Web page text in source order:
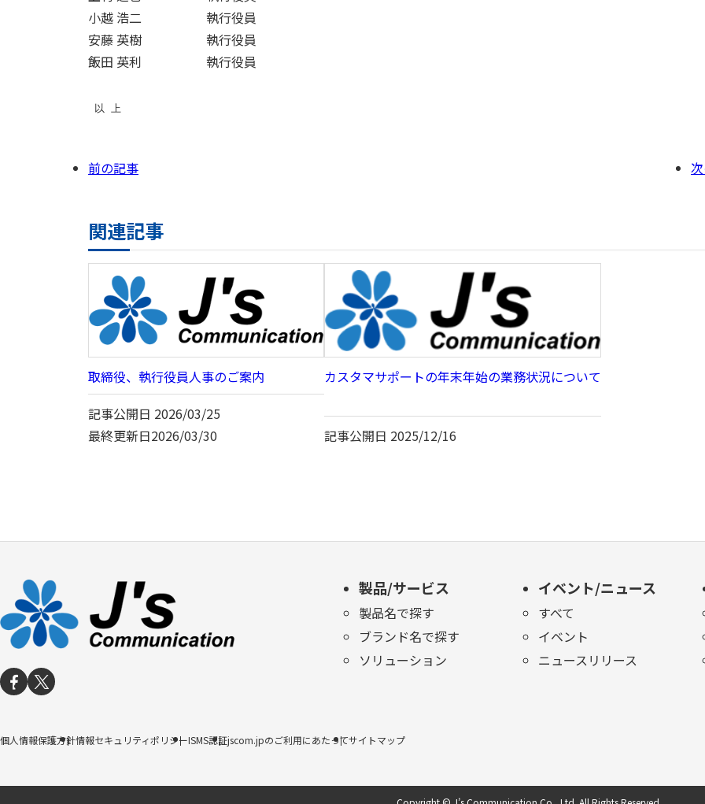
小越 浩二
執行役員
安藤 英樹
執行役員
飯田 英利
執行役員
以 上
前の記事
関連記事
取締役、執行役員人事のご案内
記事公開日 2026/03/25
最終更新日2026/03/30
カスタマサポートの年末年始の業務状況について
記事公開日 2025/12/16
製品/サービス
製品名で探す
ブランド名で探す
ソリューション
イベント/ニュース
すべて
イベント
ニュースリリース
個人情報保護方針情報セキュリティポリシーISMS認証jscom.jpのご利用にあたってサイトマップ